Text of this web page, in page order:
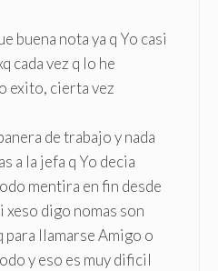
buena nota ya q Yo casi
cada vez q lo he
exito, cierta vez
de trabajo y nada
a la jefa q Yo decia
mentira en fin desde
xeso digo nomas son
para llamarse Amigo o
y eso es muy dificil